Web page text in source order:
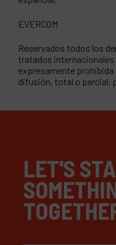
EVERCOM
Reservados todos los
tratados internacionales
expresamente
difusión, total o parcial,
LET'S